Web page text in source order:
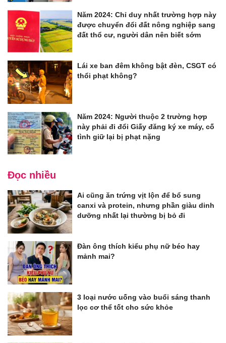
Năm 2024: Chỉ duy nhất trường hợp này
được chuyển đổi đất nông nghiệp sang
đất thổ cư, người dân nên biết sớm
Lái xe ban đêm không bật đèn, CSGT có
thổi phạt không?
Năm 2024: Người thuộc 2 trường hợp
này phải đi đổi Giấy đăng ký xe máy, cố
tình giữ lại bị phạt nặng
Đọc nhiều
Ai cũng ăn trứng vịt lộn để bổ sung
canxi và protein, nhưng phần giàu dinh
dưỡng nhất lại thường bị bỏ đi
Đàn ông thích kiểu phụ nữ béo hay
mảnh mai?
3 loại nước uống vào buổi sáng thanh
lọc cơ thể tốt cho sức khỏe